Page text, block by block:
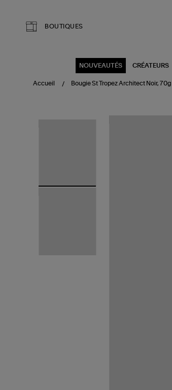
BOUTIQUES
NOUVEAUTÉS CRÉATEURS
Accueil Bougie St Tropez Architect Noir, 70g